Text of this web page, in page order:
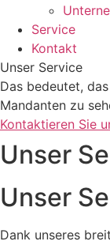
Service
Kontakt
Unser Service
Das bedeutet,
Mandanten zu
Kontaktieren Sie
Unser
Unser
Dank unseres